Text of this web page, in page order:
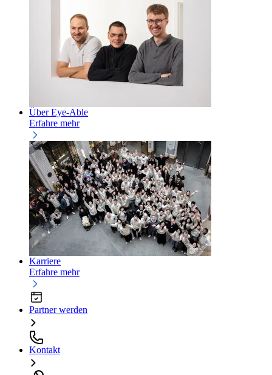
Über Eye-Able
Erfahre mehr
Karriere
Erfahre mehr
Partner werden
Kontakt